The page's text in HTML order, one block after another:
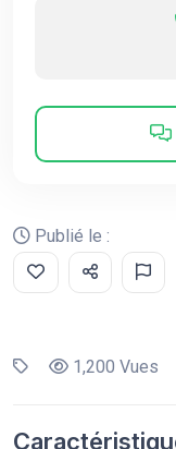
Publié le :
1,200 Vues